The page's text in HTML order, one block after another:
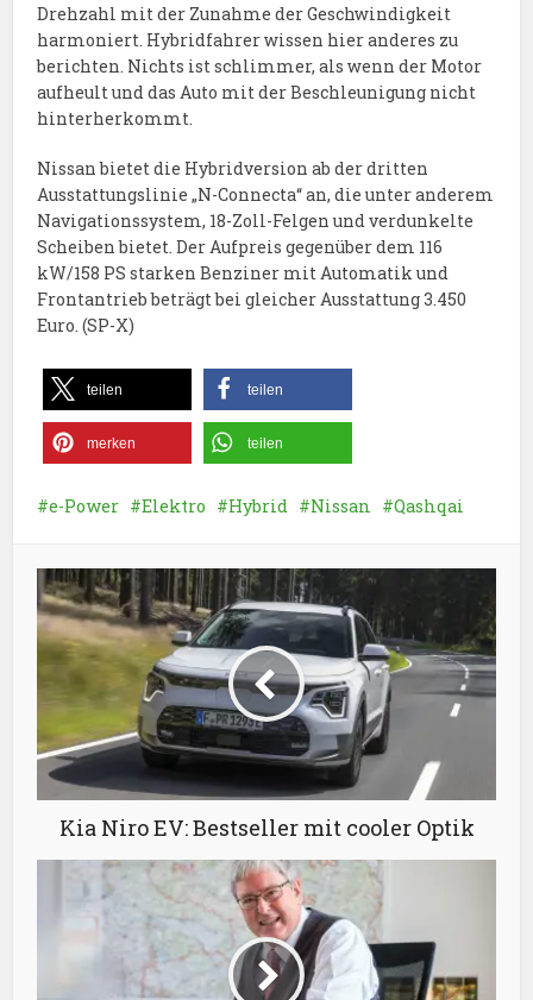
Drehzahl mit der Zunahme der Geschwindigkeit
harmoniert. Hybridfahrer wissen hier anderes zu
berichten. Nichts ist schlimmer, als wenn der Motor
aufheult und das Auto mit der Beschleunigung nicht
hinterherkommt.
Nissan bietet die Hybridversion ab der dritten
Ausstattungslinie „N-Connecta“ an, die unter anderem
Navigationssystem, 18-Zoll-Felgen und verdunkelte
Scheiben bietet. Der Aufpreis gegenüber dem 116
kW/158 PS starken Benziner mit Automatik und
Frontantrieb beträgt bei gleicher Ausstattung 3.450
Euro. (SP-X)
teilen teilen
merken teilen
e-Power Elektro Hybrid Nissan Qashqai
Kia Niro EV: Bestseller mit cooler Optik